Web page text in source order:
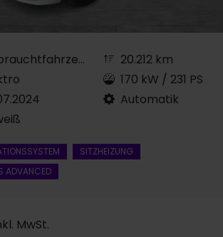
Gebrauchtfahrzeug
20.212 km
170 kW / 231 PS
Automatik
SITZHEIZUNG
ADVANCED
MwSt.